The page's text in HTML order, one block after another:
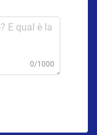
0/1000